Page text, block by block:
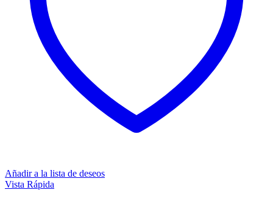
Añadir a la lista de deseos
Vista Rápida